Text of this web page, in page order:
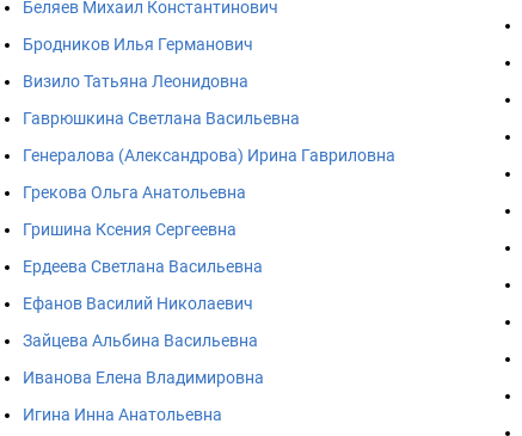
Беляев Михаил Константинович
Бродников Илья Германович
Визило Татьяна Леонидовна
Гаврюшкина Светлана Васильевна
Генералова (Александрова) Ирина Гавриловна
Грекова Ольга Анатольевна
Гришина Ксения Сергеевна
Ердеева Светлана Васильевна
Ефанов Василий Николаевич
Зайцева Альбина Васильевна
Иванова Елена Владимировна
Игина Инна Анатольевна